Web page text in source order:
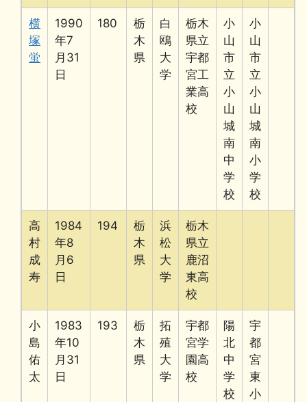
横
塚
蛍
1990
年7
月31
日
180
栃
木
県
白
鴎
大
学
栃木
県立
宇都
宮工
業高
校
小
山
市
立
小
山
城
南
中
学
校
小
山
市
立
小
山
城
南
小
学
校
高
村
成
寿
1984
年8
月6
日
194
栃
木
県
浜
松
大
学
栃木
県立
鹿沼
東高
校
小
島
佑
太
1983
年10
月31
日
193
栃
木
県
拓
殖
大
学
宇都
宮学
園高
校
陽
北
中
学
校
宇
都
宮
東
小